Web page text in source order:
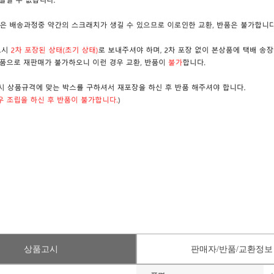
상품고시 판매자/반품/교환정보